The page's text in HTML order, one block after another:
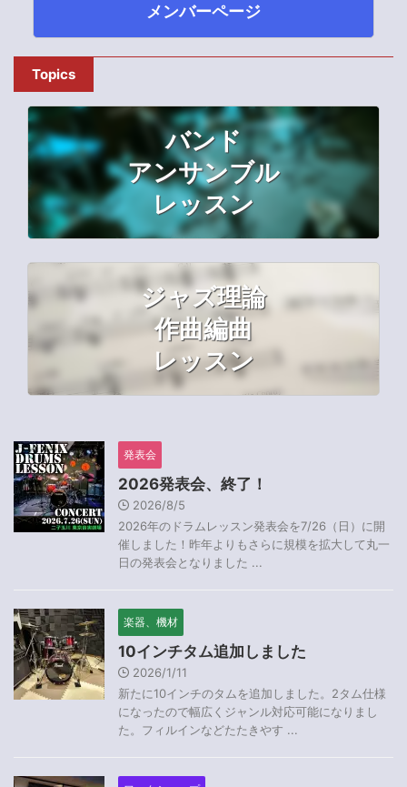
メンバーページ
Topics
バンド
アンサンブル
レッスン
ジャズ理論
作曲編曲
レッスン
発表会
2026発表会、終了！
2026/8/5
2026年のドラムレッスン発表会を7/26（日）に開
催しました！昨年よりもさらに規模を拡大して丸一
日の発表会となりました ...
楽器、機材
10インチタム追加しました
2026/1/11
新たに10インチのタムを追加しました。2タム仕様
になったので幅広くジャンル対応可能になりまし
た。フィルインなどたたきやす ...